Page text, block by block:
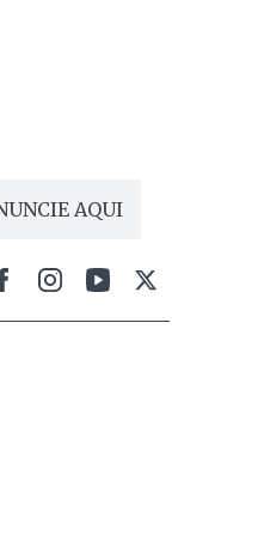
AQUI